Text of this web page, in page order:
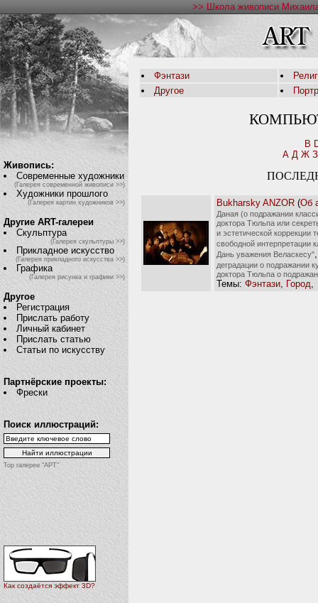
>> Школа живописи
Живопись:
Современные художники
(Галерея современной живописи >>)
Художники прошлого
(Галерея картин художников >>)
Другие ART-галереи
Скульптура
(Галерея скульптуры >>)
Прикладное искусство
(Галерея прикладного искусства >>)
Графика
(Галерея рисунка и графики >>)
Другое
Регистрация
Прислать работу
Личный кабинет
Прислать статью
Статьи по искусству
Партнёрские проекты:
Фрески
Поиск иллюстраций:
Top галереи "АРТ"
Как создаётся эффект 3D?
Фэнтази
Другое
B
А Д Ж З
Bukharsky ANZOR (Об
Даная (о подражании
доктора Тюльпа или
и эстетической коррекции
свободной интерпретации
Дань уважения Веласкесу"
деградации о подражании
доктора Тюльпа о
Темы: Фэнтази Город